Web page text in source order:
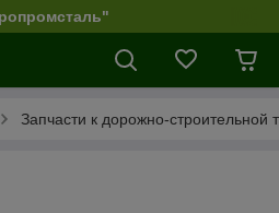
Запчасти к дорожно-строительной